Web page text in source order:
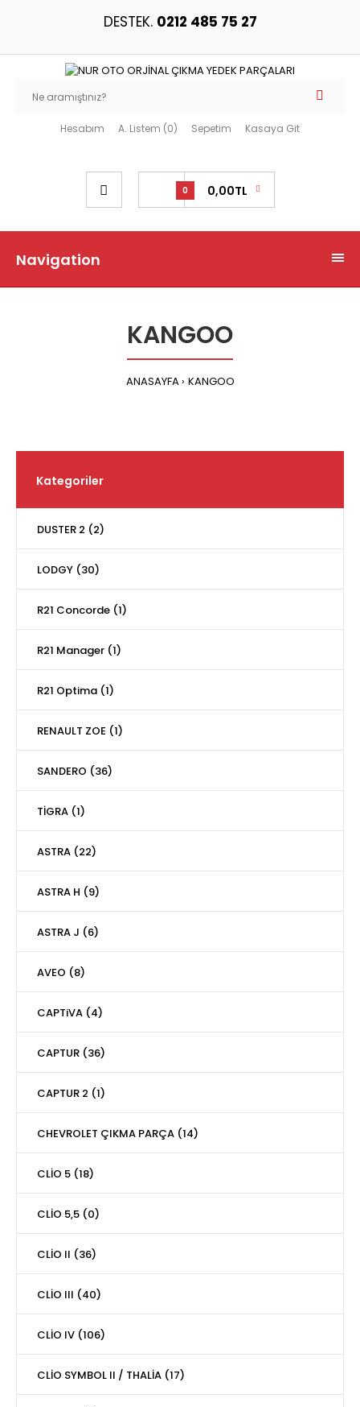
DESTEK. 0212 485 75 27
Hesabım A. Listem (0) Sepetim Kasaya Git
0 0,00TL
Navigation
KANGOO
ANASAYFA KANGOO
Kategoriler
DUSTER 2 (2)
LODGY (30)
R21 Concorde (1)
R21 Manager (1)
R21 Optima (1)
RENAULT ZOE (1)
SANDERO (36)
TİGRA (1)
ASTRA (22)
ASTRA H (9)
ASTRA J (6)
AVEO (8)
CAPTiVA (4)
CAPTUR (36)
CAPTUR 2 (1)
CHEVROLET ÇIKMA PARÇA (14)
CLİO 5 (18)
CLİO 5,5 (0)
CLİO II (36)
CLİO III (40)
CLİO IV (106)
CLİO SYMBOL II / THALİA (17)